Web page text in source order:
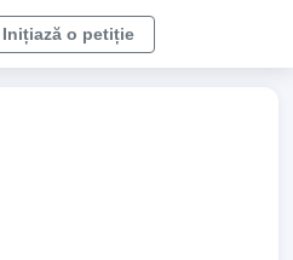
Inițiază o petiție